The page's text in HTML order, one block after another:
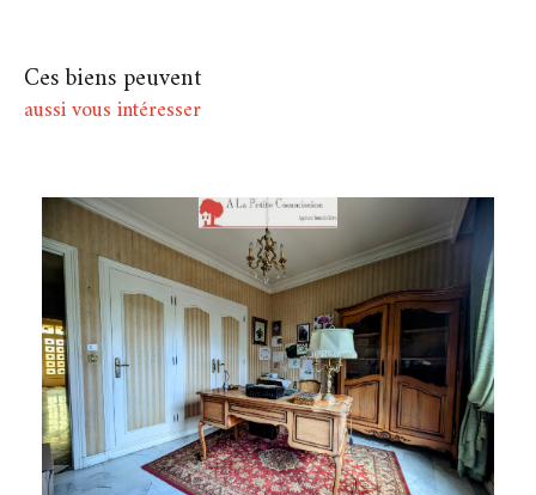
Ces biens peuvent
aussi vous intéresser